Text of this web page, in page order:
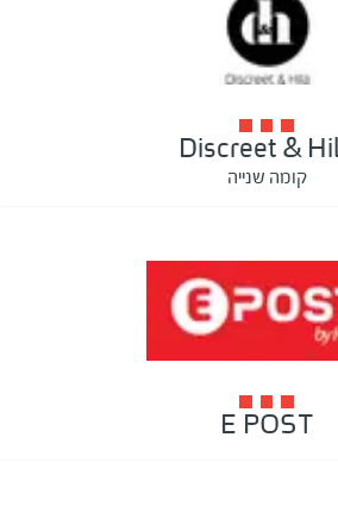
Discreet &
קומה שנייה
E POST